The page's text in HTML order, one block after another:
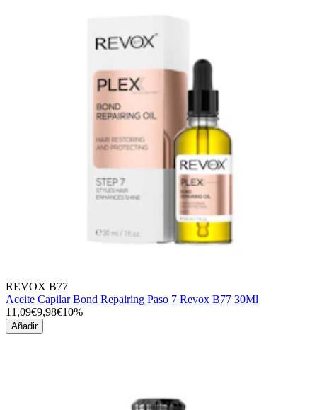
REVOX B77
Aceite Capilar Bond Repairing Paso 7 Revox B77 30Ml
11,09€9,98€10%
Añadir